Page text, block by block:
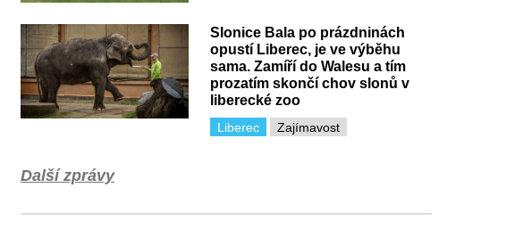
Slonice Bala po prázdninách
opustí Liberec, je ve výběhu
sama. Zamíří do Walesu a tím
prozatím skončí chov slonů v
liberecké zoo
Liberec Zajímavost
Další zprávy